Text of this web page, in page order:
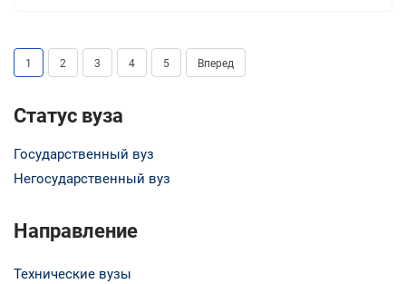
1 2 3 4 5 Вперед
Статус вуза
Государственный вуз
Негосударственный вуз
Направление
Технические вузы